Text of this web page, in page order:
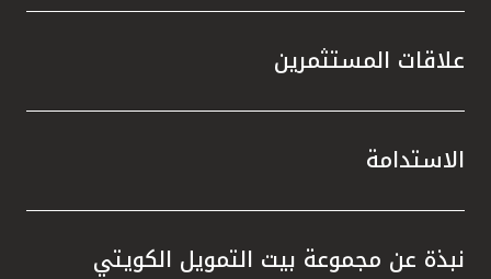
علاقات المستثمرين
الاستدامة
نبذة عن مجموعة بيت التمويل الكويتي